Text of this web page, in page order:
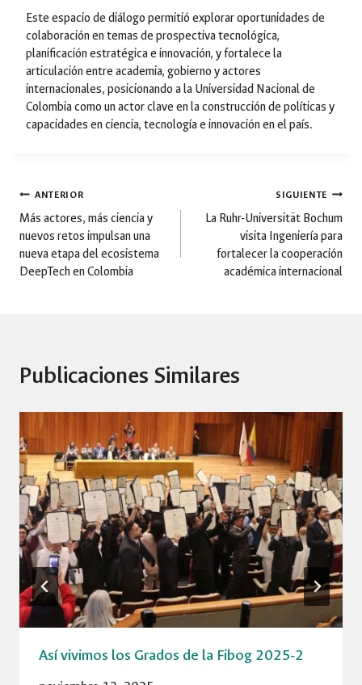
Este espacio de diálogo permitió explorar oportunidades de
colaboración en temas de prospectiva tecnológica,
planificación estratégica e innovación, y fortalece la
articulación entre academia, gobierno y actores
internacionales, posicionando a la Universidad Nacional de
Colombia como un actor clave en la construcción de políticas y
capacidades en ciencia, tecnología e innovación en el país.
Navegación
de
ANTERIOR
Más actores, más ciencia y
nuevos retos impulsan una
nueva etapa del ecosistema
DeepTech en Colombia
SIGUIENTE
La Ruhr-Universität Bochum
visita Ingeniería para
fortalecer la cooperación
académica internacional
Publicaciones Similares
Así vivimos los Grados de la Fibog 2025-2